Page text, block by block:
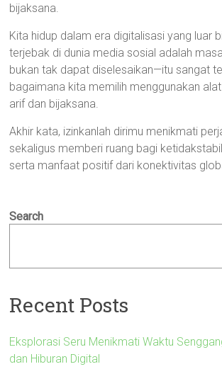
bijaksana.
Kita hidup dalam era digitalisasi yang luar
terjebak di dunia media sosial adalah
bukan tak dapat diselesaikan—itu sangat
bagaimana kita memilih menggunakan
arif dan bijaksana.
Akhir kata, izinkanlah dirimu menikmati
sekaligus memberi ruang bagi
serta manfaat positif dari konektivitas
Search
Recent Posts
Eksplorasi Seru Menikmati Waktu
dan Hiburan Digital